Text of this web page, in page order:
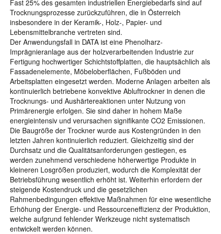
Fast 25% des gesamten industriellen Energiebedarfs sind auf
Trocknungsprozesse zurückzuführen, die in Österreich
insbesondere in der Keramik-, Holz-, Papier- und
Lebensmittelbranche vertreten sind.
Der Anwendungsfall in DATA ist eine Phenolharz-
Imprägnieranlage aus der holzverarbeitenden Industrie zur
Fertigung hochwertiger Schichtstoffplatten, die hauptsächlich als
Fassadenelemente, Möbeloberflächen, Fußböden und
Arbeitsplatten eingesetzt werden. Moderne Anlagen arbeiten als
kontinuierlich betriebene konvektive Abluftrockner in denen die
Trocknungs- und Aushärtereaktionen unter Nutzung von
Primärenergie erfolgen. Sie sind daher in hohem Maße
energieintensiv und verursachen signifikante CO2 Emissionen.
Die Baugröße der Trockner wurde aus Kostengründen in den
letzten Jahren kontinuierlich reduziert. Gleichzeitig sind der
Durchsatz und die Qualitätsanforderungen gestiegen, es
werden zunehmend verschiedene höherwertige Produkte in
kleineren Losgrößen produziert, wodurch die Komplexität der
Betriebsführung wesentlich erhöht ist. Weiterhin erfordern der
steigende Kostendruck und die gesetzlichen
Rahmenbedingungen effektive Maßnahmen für eine wesentliche
Erhöhung der Energie- und Ressourceneffizienz der Produktion,
welche aufgrund fehlender Werkzeuge nicht systematisch
entwickelt werden können.